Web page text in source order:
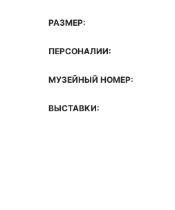
РАЗМЕР:
ПЕРСОНАЛИИ:
МУЗЕЙНЫЙ НОМЕР:
ВЫСТАВКИ: